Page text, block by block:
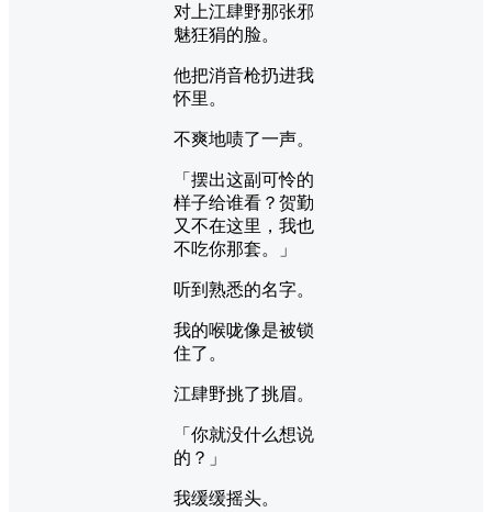
对上江肆野那张邪
魅狂狷的脸。
他把消音枪扔进我
怀里。
不爽地啧了一声。
「摆出这副可怜的
样子给谁看？贺勤
又不在这里，我也
不吃你那套。」
听到熟悉的名字。
我的喉咙像是被锁
住了。
江肆野挑了挑眉。
「你就没什么想说
的？」
我缓缓摇头。